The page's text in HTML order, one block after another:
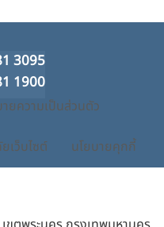
3095
1900
ยความเป็นส่วนตัว
เว็บไซต์ นโยบายคุกกี้